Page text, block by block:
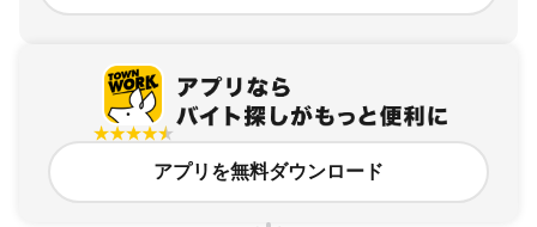
アプリを無料ダウンロード